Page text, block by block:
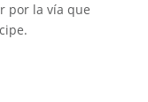
por la vía que